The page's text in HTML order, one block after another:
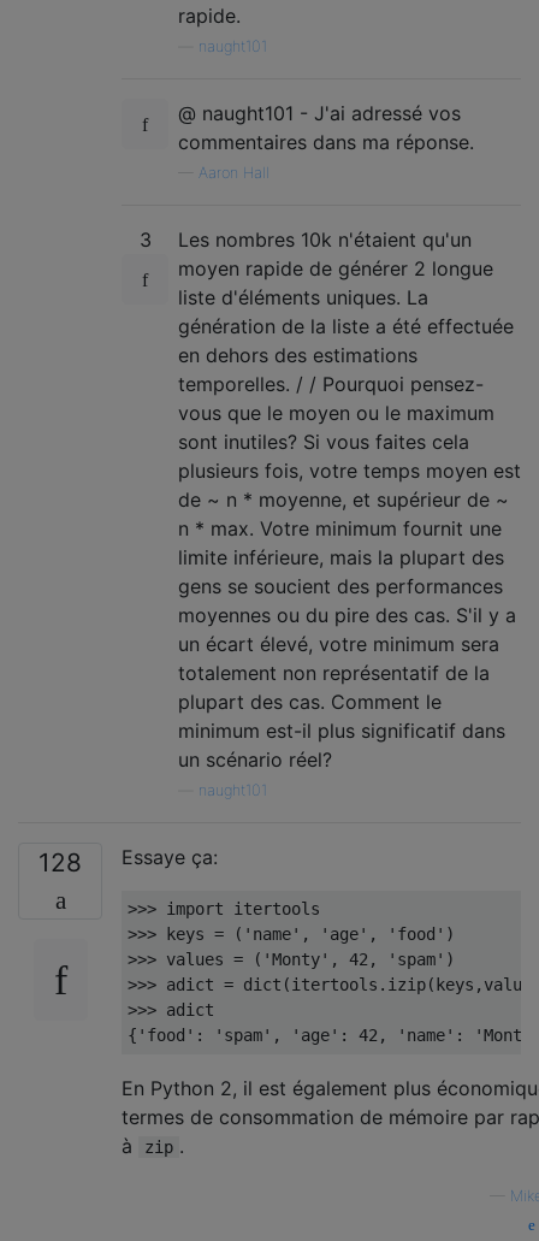
rapide.
naught101
@ naught101 - J'ai adressé vos
commentaires dans ma réponse.
Aaron Hall
3
Les nombres 10k n'étaient qu'un
moyen rapide de générer 2 longue
liste d'éléments uniques. La
génération de la liste a été effectuée
en dehors des estimations
temporelles. / / Pourquoi pensez-
vous que le moyen ou le maximum
sont inutiles? Si vous faites cela
plusieurs fois, votre temps moyen est
de ~ n * moyenne, et supérieur de ~
n * max. Votre minimum fournit une
limite inférieure, mais la plupart des
gens se soucient des performances
moyennes ou du pire des cas. S'il y a
un écart élevé, votre minimum sera
totalement non représentatif de la
plupart des cas. Comment le
minimum est-il plus significatif dans
un scénario réel?
naught101
128 Essaye ça:
>>> import
>>> keys = ( 'name' , 'age' , 'food' )
>>> values = ( 'Monty' , 42 , 'spam' )
>>> adict = dict (itertools . izip( keys ,
>>>
{ 'food' : 'spam' , 'age' : 42 , 'name' :
En Python 2, il est également plus
termes de consommation de mémoire par
à
zip .